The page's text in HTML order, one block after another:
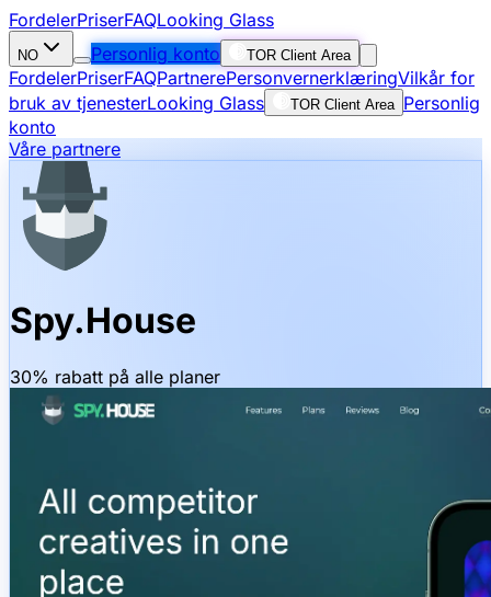
FordelerPriserFAQLooking Glass
NO Personlig konto TOR Client Area
FordelerPriserFAQPartnerePersonvernerklæringVilkår for
bruk av tjenesterLooking Glass TOR Client Area Personlig
konto
Våre partnere
Spy.House
30% rabatt på alle planer